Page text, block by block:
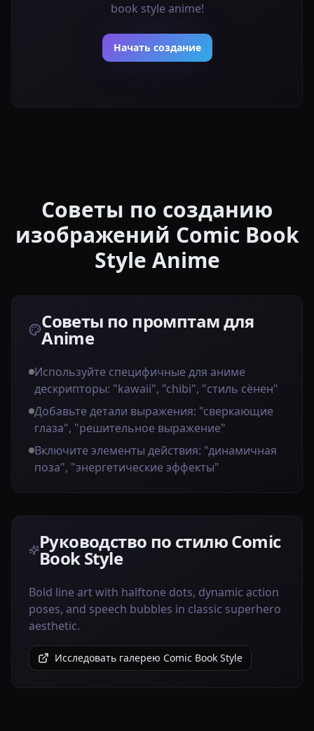
book style anime!
Начать создание
Советы по созданию
изображений Comic Book
Style Anime
Советы по промптам для
Anime
Используйте специфичные для аниме
дескрипторы: "kawaii", "chibi", "стиль сёнен"
Добавьте детали выражения: "сверкающие
глаза", "решительное выражение"
Включите элементы действия: "динамичная
поза", "энергетические эффекты"
Руководство по стилю Comic
Book Style
Bold line art with halftone dots, dynamic action
poses, and speech bubbles in classic superhero
aesthetic.
Исследовать галерею Comic Book Style